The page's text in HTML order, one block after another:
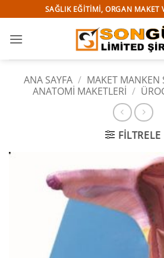
atla
SAĞLIK EĞITIMI, ORGAN MAKET
ANA SAYFA / MAKET MANKEN
ANATOMİ MAKETLERİ /
FILTRELE